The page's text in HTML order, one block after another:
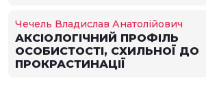
Чечель Владислав Анатолійович
АКСІОЛОГІЧНИЙ ПРОФІЛЬ
ОСОБИСТОСТІ, СХИЛЬНОЇ ДО
ПРОКРАСТИНАЦІЇ